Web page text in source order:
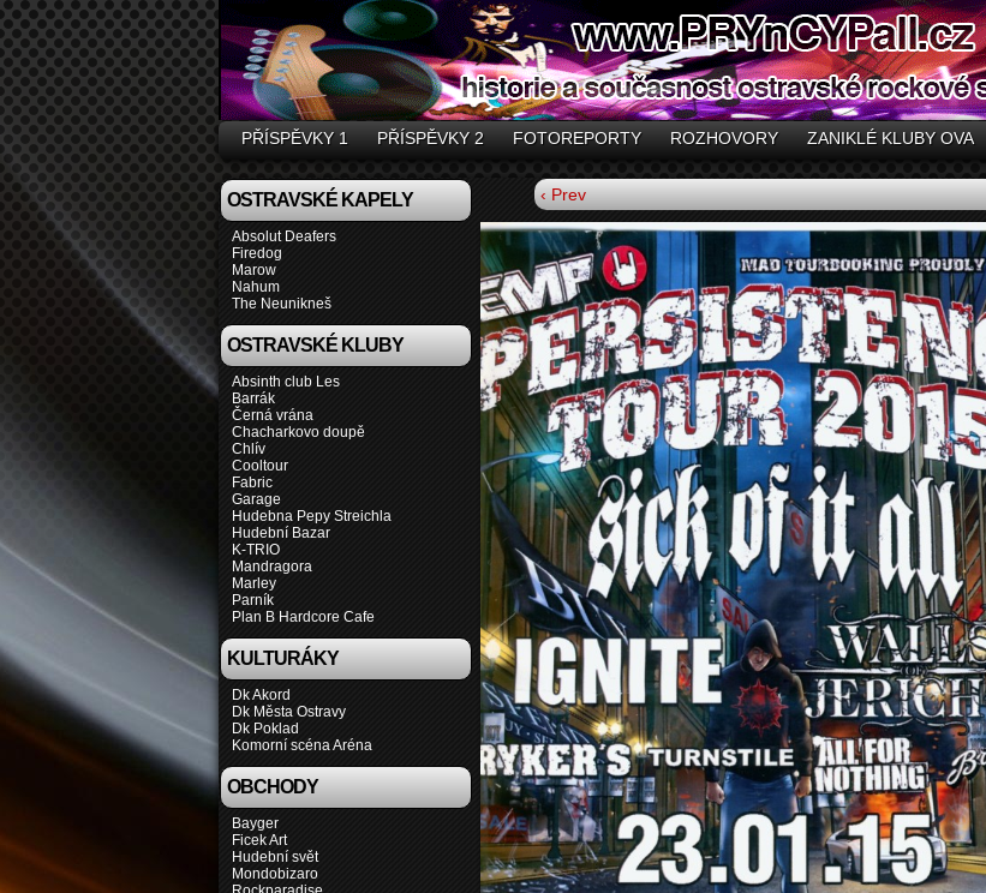
PŘÍSPĚVKY 1 PŘÍSPĚVKY 2 FOTOREPORTY ROZHOVORY ZANIKLÉ KLUBY OVA
OSTRAVSKÉ KAPELY
Absolut Deafers
Firedog
Marow
Nahum
The Neunikneš
OSTRAVSKÉ KLUBY
Absinth club Les
Barrák
Černá vrána
Chacharkovo doupě
Chlív
Cooltour
Fabric
Garage
Hudebna Pepy Streichla
Hudební Bazar
K-TRIO
Mandragora
Marley
Parník
Plan B Hardcore Cafe
KULTURÁKY
Dk Akord
Dk Města Ostravy
Dk Poklad
Komorní scéna Aréna
OBCHODY
Bayger
Ficek Art
Hudební svět
Mondobizaro
‹ Prev